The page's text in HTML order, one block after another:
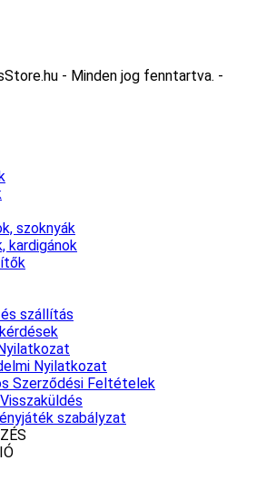
- Minden jog fenntartva. -
szoknyák
kardigánok
szállítás
Nyilatkozat
Szerződési Feltételek
szabályzat